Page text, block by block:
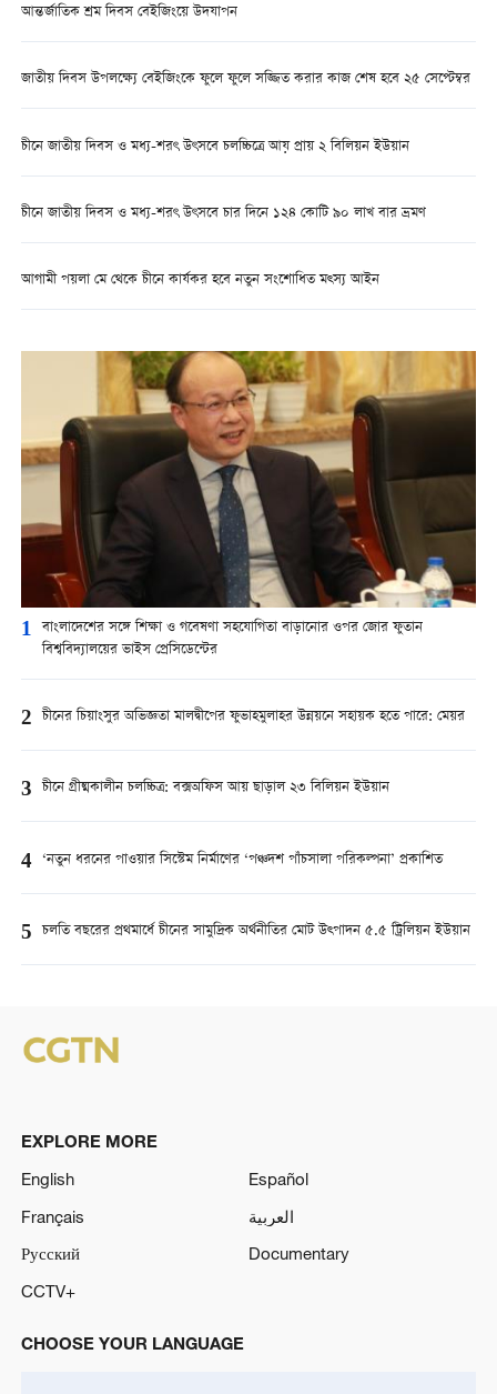
আন্তর্জাতিক শ্রম দিবস বেইজিংয়ে উদযাপন
জাতীয় দিবস উপলক্ষ্যে বেইজিংকে ফুলে ফুলে সজ্জিত করার কাজ শেষ হবে ২৫ সেপ্টেম্বর
চীনে জাতীয় দিবস ও মধ্য-শরৎ উৎসবে চলচ্চিত্রে আয় প্রায় ২ বিলিয়ন ইউয়ান
চীনে জাতীয় দিবস ও মধ্য-শরৎ উৎসবে চার দিনে ১২৪ কোটি ৯০ লাখ বার ভ্রমণ
আগামী পয়লা মে থেকে চীনে কার্যকর হবে নতুন সংশোধিত মত্স্য আইন
1 বাংলাদেশের সঙ্গে শিক্ষা ও গবেষণা সহযোগিতা বাড়ানোর ওপর জোর ফুতান
বিশ্ববিদ্যালয়ের ভাইস প্রেসিডেন্টের
2 চীনের চিয়াংসুর অভিজ্ঞতা মালদ্বীপের ফুভাহমুলাহর উন্নয়নে সহায়ক হতে পারে: মেয়র
3 চীনে গ্রীষ্মকালীন চলচ্চিত্র: বক্সঅফিস আয় ছাড়াল ২৩ বিলিয়ন ইউয়ান
4 ‘নতুন ধরনের পাওয়ার সিস্টেম নির্মাণের ‘পঞ্চদশ পাঁচসালা পরিকল্পনা’ প্রকাশিত
5 চলতি বছরের প্রথমার্ধে চীনের সামুদ্রিক অর্থনীতির মোট উত্পাদন ৫.৫ ট্রিলিয়ন ইউয়ান
EXPLORE MORE
English
Español
Français
العربية
Русский
Documentary
CCTV+
CHOOSE YOUR LANGUAGE